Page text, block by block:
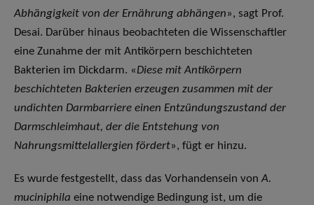
Abhängigkeit von der Ernährung abhängen», sagt Prof.
Desai. Darüber hinaus beobachteten die Wissenschaftler
eine Zunahme der mit Antikörpern beschichteten
Bakterien im Dickdarm. «Diese mit Antikörpern
beschichteten Bakterien erzeugen zusammen mit der
undichten Darmbarriere einen Entzündungszustand der
Darmschleimhaut, der die Entstehung von
Nahrungsmittelallergien fördert», fügt er hinzu.
Es wurde festgestellt, dass das Vorhandensein vonA.
muciniphila eine notwendige Bedingung ist, um die